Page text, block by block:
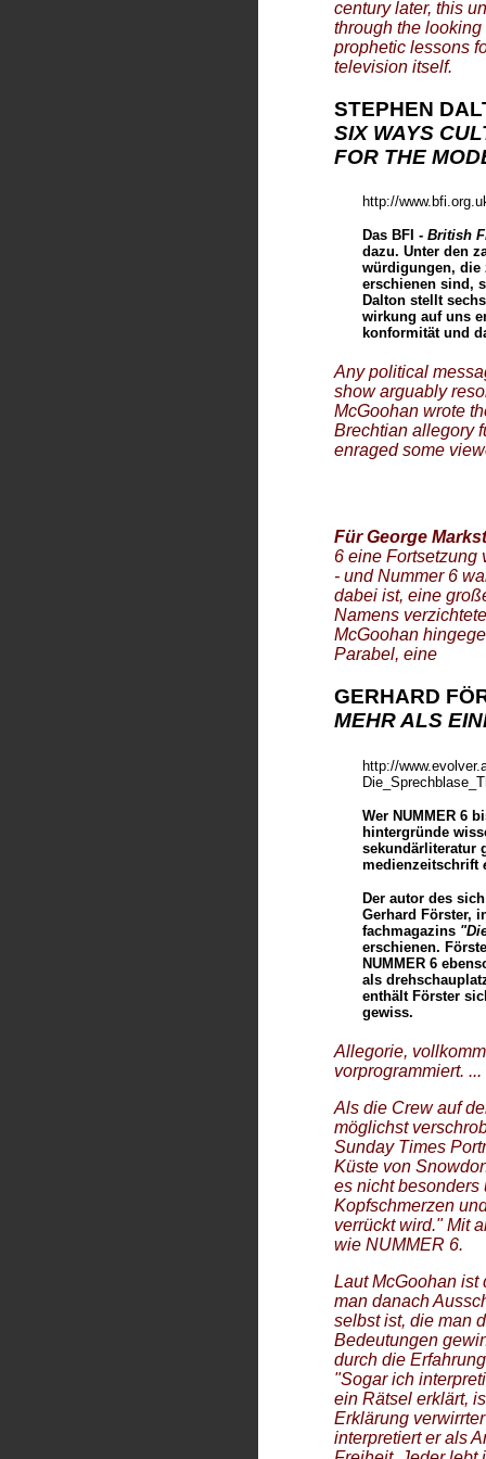
NUMMER 6 ODER DAS GESPENST DER FREIHEIT
RUHM WIRD MICH NIE ZUM GEFANGENEN MACHEN
JANA MÜLLER & ARNO BAUMGÄRTEL
SIX INTO ONE...
- DIE POSTMODERNE UND DASANDERE
THE PRISONER ALS "DIE GEISEL" UND "A. B. UND C."
ICH BIN KEINE NUMMER, ICH BIN EIN MENSCH
century later, this
through the
prophetic lessons
television itself.
STEPHEN
SIX WAYS
FOR THE
http://
Das BFI - British
dazu. Unter den
würdigungen, die
erschienen sind,
Dalton stellt
wirkung auf uns
konformität und
Any political
show arguably
McGoohan wrote
Brechtian allegory
enraged some
Für George
6 eine Fortsetzung
- und Nummer 6
dabei ist, eine
Namens
McGoohan
Parabel, eine
GERHARD
MEHR ALS
http://
Wer NUMMER 6
hintergründe
sekundärliteratur
medienzeitschrift
Der autor des
Gerhard Förster,
fachmagazins
erschienen.
NUMMER 6
als
enthält Förster
gewiss.
Allegorie,
vorprogrammiert. ...
Als die Crew auf
möglichst
Sunday Times
Küste von
es nicht besonders
Kopfschmerzen
verrückt wird." Mit
wie NUMMER 6.
Laut McGoohan ist
man danach
selbst ist, die man
Bedeutungen
durch die
"Sogar ich
ein Rätsel erklärt,
Erklärung
interpretiert er als